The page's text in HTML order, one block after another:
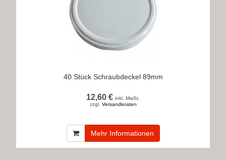
40 Stück Schraubdeckel 89mm
12,60 € inkl. MwSt.
zzgl. Versandkosten
Mehr Informationen